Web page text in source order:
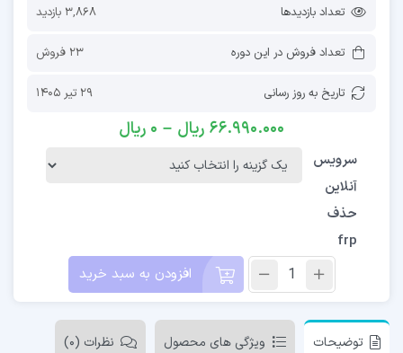
تعداد بازدیدها 3,868 بازدید
تعداد فروش در این دوره 23 فروش
تاریخ به روز رسانی 29 تیر 1405
66.990.000 ریال –
0 ریال
سرویس
آنلاین
حذف
frp
افزودن به سبد خرید
توضیحات ویژگی های محصول نظرات (0)